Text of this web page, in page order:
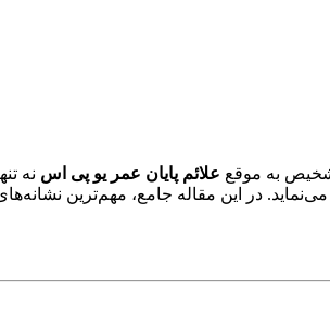
به موقع علائم پایان عمر یو پی اس نه
در این مقاله جامع، مهم‌ترین